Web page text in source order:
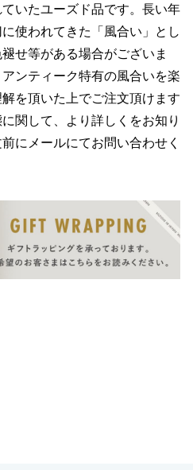
いたユーズド品です。長い年
使われてきた「風合い」とし
せ等がある場合がございま
ンティーク特有の風合いを楽
を頂いた上でご注文頂けます
関して、より詳しくをお知り
にメールにてお問い合わせく